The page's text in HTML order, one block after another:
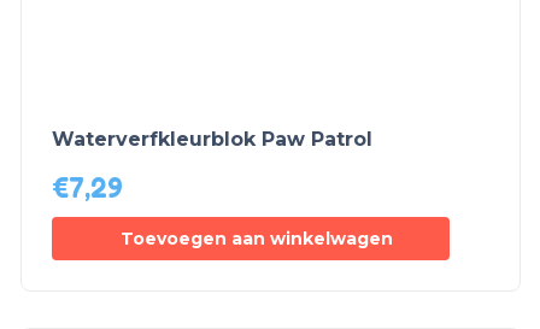
Waterverfkleurblok Paw Patrol
€7,29
Toevoegen aan winkelwagen